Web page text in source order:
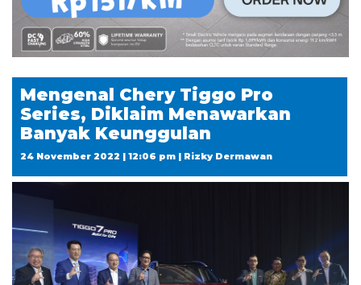
Mengenal Chery Tiggo Pro
Series, Diklaim Menawarkan
Banyak Keunggulan
24 November 2022 | 12:06 pm | Rizky Dermawan